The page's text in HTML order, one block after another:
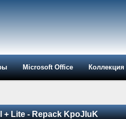
Microsoft Office Коллекция
+ Lite - Repack KpoJIuK